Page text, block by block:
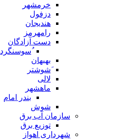
خرمشهر
دزفول
هندیجان
رامهرمز
دست آزادگان
ُسوسنگرد
بهبهان
َشوشتر
لالی
ماهشهر
بندر امام
شوش
سازمان آب برق
توزیع برق
شهرداری اهواز